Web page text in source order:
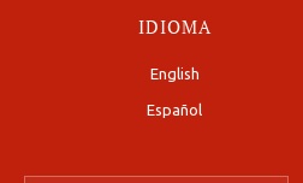
IDIOMA
English
Español